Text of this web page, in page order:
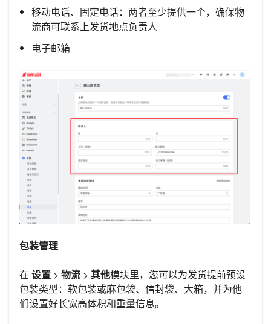
移动电话、固定电话：两者至少提供一个，确保物
流商可联系上发货地点负责人
电子邮箱
包装管理
在 设置 > 物流 > 其他模块里，您可以为发货提前预设
包装类型：软包装或麻包袋、信封袋、大箱，并为他
们设置好长宽高体积和重量信息。